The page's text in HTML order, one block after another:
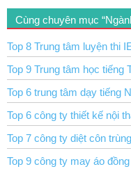
Cùng chuyên mục
Top 8 Trung tâm luyện thi
Top 9 Trung tâm học tiếng
Top 6 trung tâm dạy tiếng
Top 6 công ty thiết kế nội
Top 7 công ty diệt côn
Top 9 công ty may áo